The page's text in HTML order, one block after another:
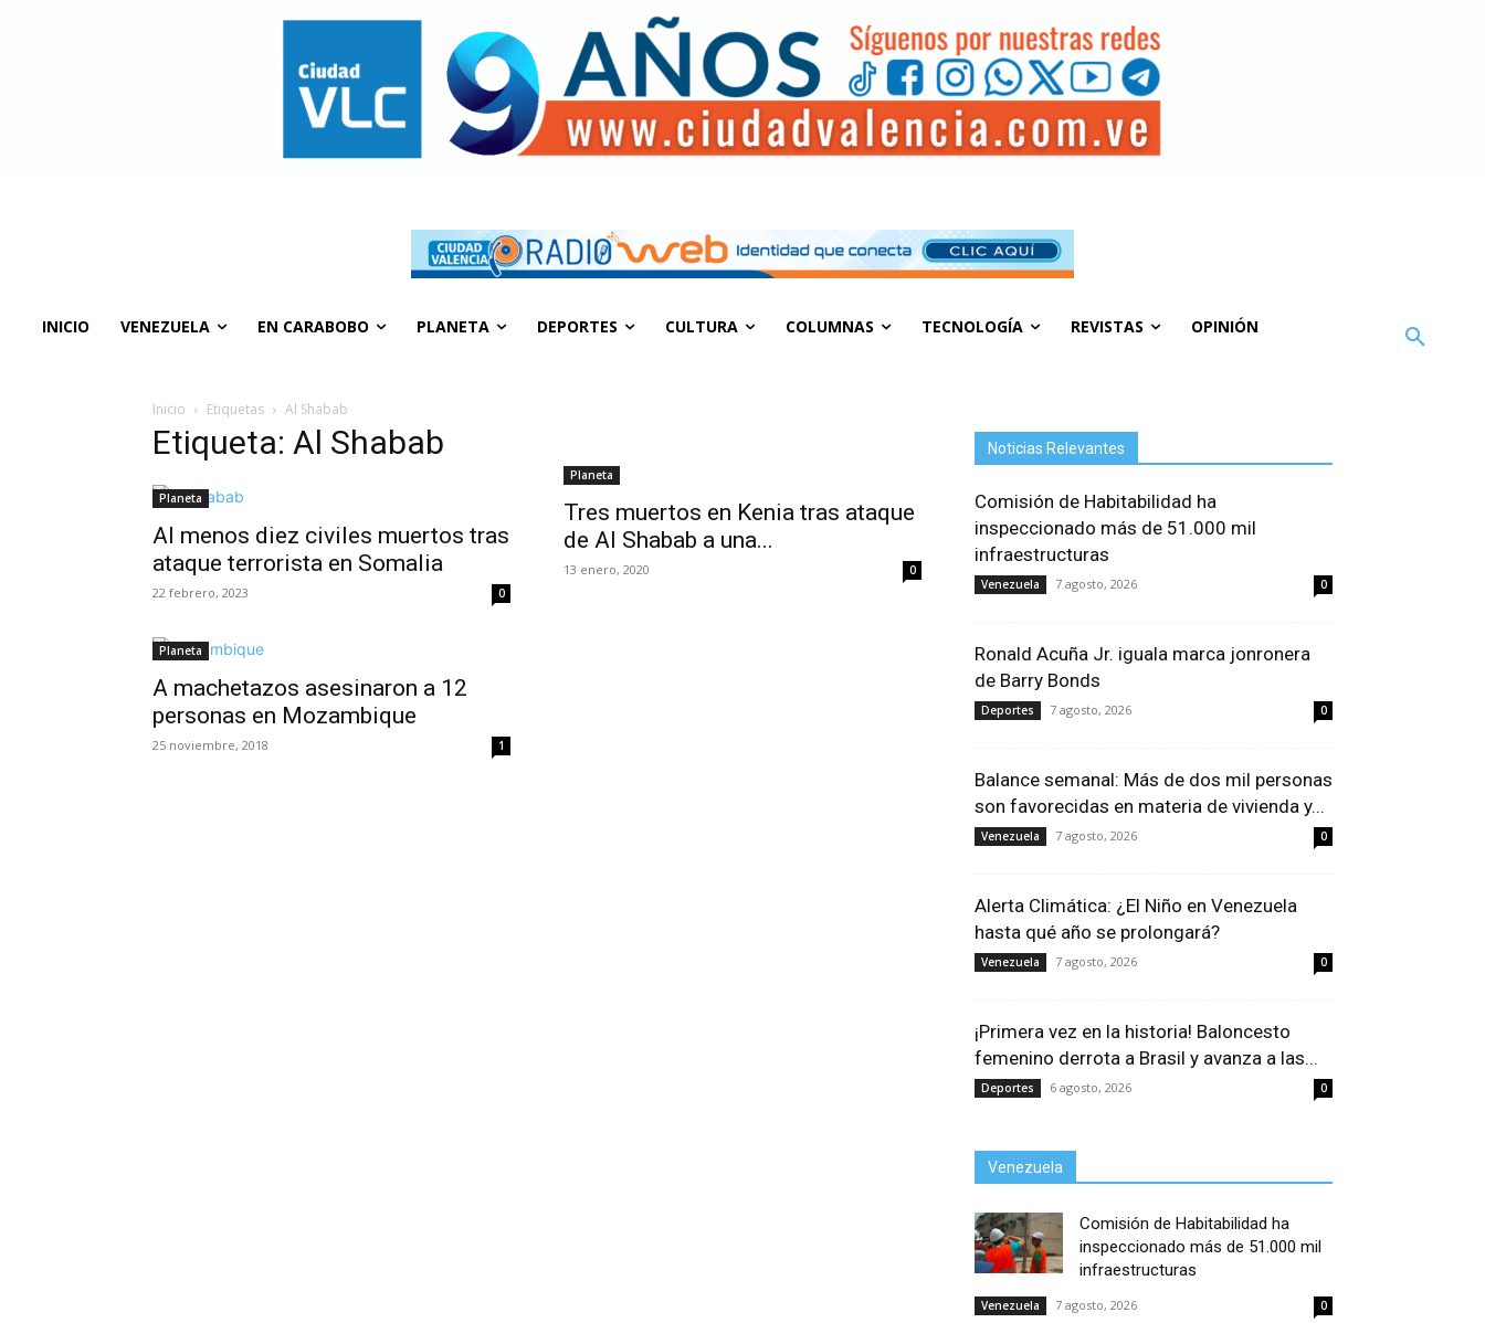
INICIO VENEZUELA EN CARABOBO PLANETA DEPORTES CULTURA COLUMNAS TECNOLOGÍA REVISTAS OPINIÓN
Inicio Etiquetas Al Shabab
Etiqueta: Al Shabab
Planeta
Al menos diez civiles muertos tras
ataque terrorista en Somalia
22 febrero, 2023 0
Planeta
Tres muertos en Kenia tras ataque
de Al Shabab a una...
13 enero, 2020 0
Planeta
A machetazos asesinaron a 12
personas en Mozambique
25 noviembre, 2018 1
Noticias Relevantes
Comisión de Habitabilidad ha
inspeccionado más de 51.000 mil
infraestructuras
Venezuela 7 agosto, 2026 0
Ronald Acuña Jr. iguala marca jonronera
de Barry Bonds
Deportes 7 agosto, 2026 0
Balance semanal: Más de dos mil personas
son favorecidas en materia de vivienda y...
Venezuela 7 agosto, 2026 0
Alerta Climática: ¿El Niño en Venezuela
hasta qué año se prolongará?
Venezuela 7 agosto, 2026 0
¡Primera vez en la historia! Baloncesto
femenino derrota a Brasil y avanza a las...
Deportes 6 agosto, 2026 0
Venezuela
Comisión de Habitabilidad ha
inspeccionado más de 51.000 mil
infraestructuras
Venezuela 7 agosto, 2026 0